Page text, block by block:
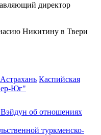
директор
Никитину в Твери
Астрахань Каспийская
Юг"
об отношениях
туркменско-